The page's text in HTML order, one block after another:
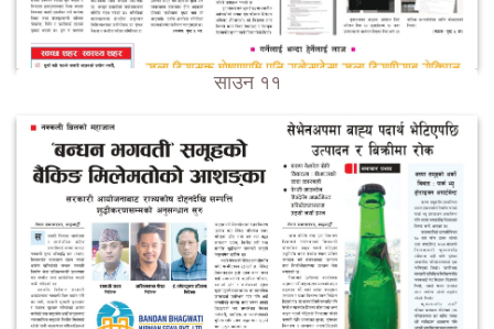
साउन ११